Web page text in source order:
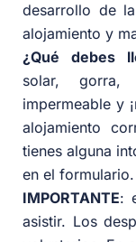
desarrollo de
alojamiento y
¿Qué debes
solar,
impermeable y
alojamiento
tienes alguna
en el formulario.
IMPORTANTE:
asistir. Los